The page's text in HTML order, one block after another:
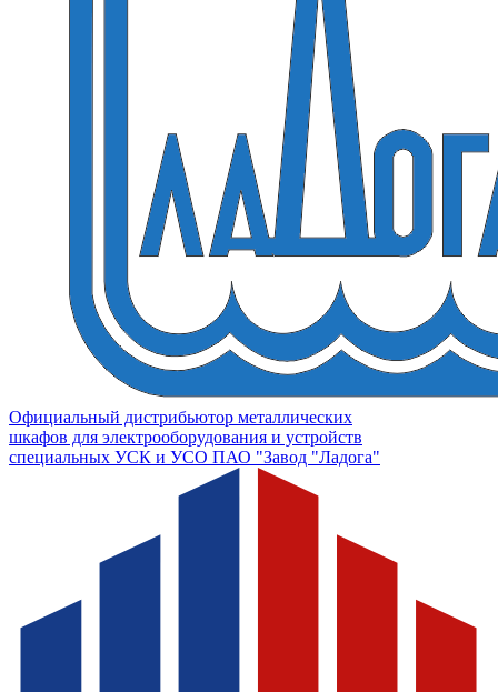
Официальный дистрибьютор металлических
шкафов для электрооборудования и устройств
специальных УСК и УСО ПАО "Завод "Ладога"